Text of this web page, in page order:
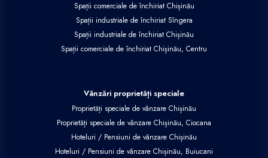
Spații comerciale de închiriat Chișinău
Spații industriale de închiriat Sîngera
Spații industriale de închiriat Chișinău
Spații comerciale de închiriat Chișinău, Centru
Vânzări proprietăți speciale
Proprietăți speciale de vânzare Chișinău
Proprietăți speciale de vânzare Chișinău, Ciocana
Hoteluri / Pensiuni de vânzare Chișinău
Hoteluri / Pensiuni de vânzare Chișinău, Buiucani